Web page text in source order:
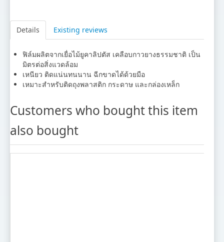
Details Existing reviews
ฟิล์มผลิตจากเยื่อไม้ยูคาลิปตัส เคลือบกาวยางธรรมชาติ เป็น
มิตรต่อสิ่งแวดล้อม
เหนียว ติดแน่นทนนาน ฉีกขาดได้ด้วยมือ
เหมาะสำหรับติดถุงพลาสติก กระดาษ และกล่องเหล็ก
Customers who bought this item
also bought